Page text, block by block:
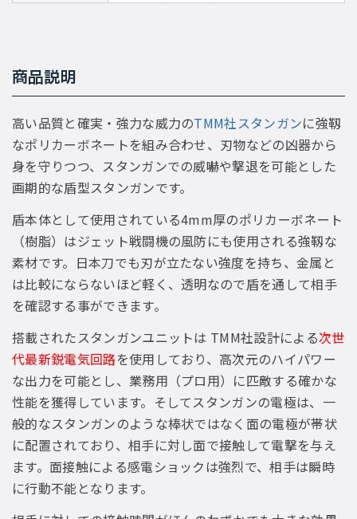
商品説明
高い品質と確実・強力な威力のTMM社スタンガンに強靱
なポリカーボネートを組み合わせ、刃物などの凶器から
身を守りつつ、スタンガンでの威嚇や撃退を可能とした
画期的な盾型スタンガンです。
盾本体として使用されている4mm厚のポリカーボネート
（樹脂）はジェット戦闘機の風防にも使用される強靱な
素材です。日本刀でも刃が立たない強度を持ち、金属と
は比較にならないほど軽く、透明なので盾を通して相手
を確認する事ができます。
搭載されたスタンガンユニットは TMM社設計による次世
代最新鋭電気回路を使用しており、高次元のハイパワー
な出力を可能とし、業務用（プロ用）に匹敵する確かな
性能を獲得しています。そしてスタンガンの電極は、一
般的なスタンガンのような棒状ではなく面の電極が帯状
に配置されており、相手に対し面で接触して電撃を与え
ます。面接触による感電ショックは強烈で、相手は瞬時
に行動不能となります。